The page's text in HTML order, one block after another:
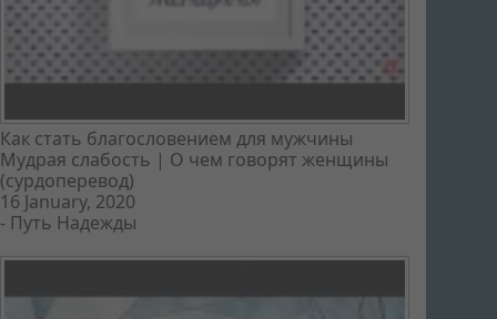
Как стать благословением для мужчины
Мудрая слабость | О чем говорят женщины
(сурдоперевод)
16 January, 2020
- Путь Надежды